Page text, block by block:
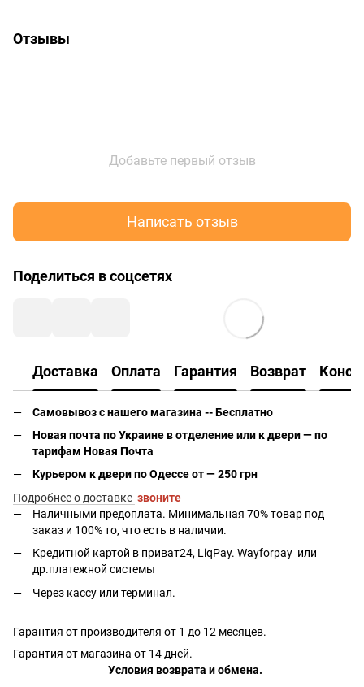
Отзывы
Добавьте первый отзыв
Написать отзыв
Поделиться в соцсетях
Доставка Оплата Гарантия Возврат
Самовывоз с нашего магазина -- Бесплатно
Новая почта по Украине в отделение или к двери — по
тарифам Новая Почта
Курьером к двери по Одессе от — 250 грн
Подробнее о доставке звоните
Наличными предоплата. Минимальная 70% товар под
заказ и 100% то, что есть в наличии.
Кредитной картой в приват24, LiqPay. Wayforpay или
др.платежной системы
Через кассу или терминал.
Гарантия от производителя от 1 до 12 месяцев.
Гарантия от магазина от 14 дней.
Условия возврата и обмена.